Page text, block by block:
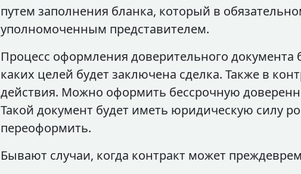
путем заполнения бланка, который в
уполномоченным представителем.
Процесс оформления доверительного документа
каких целей будет заключена сделка. Также в
действия. Можно оформить бессрочную
Такой документ будет иметь юридическую силу
переоформить.
Бывают случаи, когда контракт может